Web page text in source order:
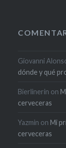
Giovanni
dónde y qué
Bierlinerin on
cerveceras
Yazmin onMi
cerveceras